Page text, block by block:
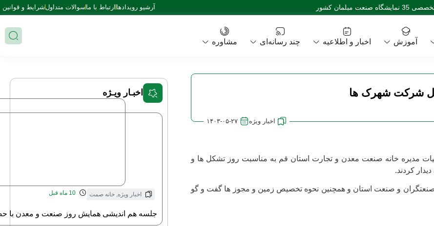
کشور آرشیو رویدادها ارتباط با ما سوالات متداول شرایط و قوانین
آموزش اخبار و اطلاعیه چند رسانه‌ای مشاوره
شرکت شهرک ها
اخبار ویژه ۱۴۰۳-۰۵-۲۷
مدیره خانه صنعت معدن و تجارت استان قم به مناسبت روز تشکل ها و
کردند.
و صنعت استان و همچنین نحوه تخصیص زمین و مجوز ها گفت و گو
اخبـار ویـژه
اخبار ویژه خانه صمت 10 ماه قبل
جلسه هم اندیشی همایش روز صنعت و معدن با